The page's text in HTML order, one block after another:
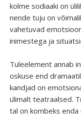
kolme sodiaaki on
nende tuju on
vahetuvad
inimestega ja
Tuleelement annab
oskuse end
kandjad on
ülimalt teatraalsed.
tal on kombeks